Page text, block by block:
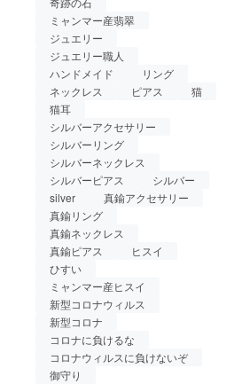
ミャンマー産翡翠
ジュエリー
ジュエリー職人
ハンドメイド
リング
ネックレス
ピアス
猫
猫耳
シルバーアクセサリー
シルバーリング
シルバーネックレス
シルバーピアス
シルバー
silver
真鍮アクセサリー
真鍮リング
真鍮ネックレス
真鍮ピアス
ヒスイ
ひすい
ミャンマー産ヒスイ
新型コロナウィルス
新型コロナ
コロナに負けるな
コロナウィルスに負けないぞ
御守り